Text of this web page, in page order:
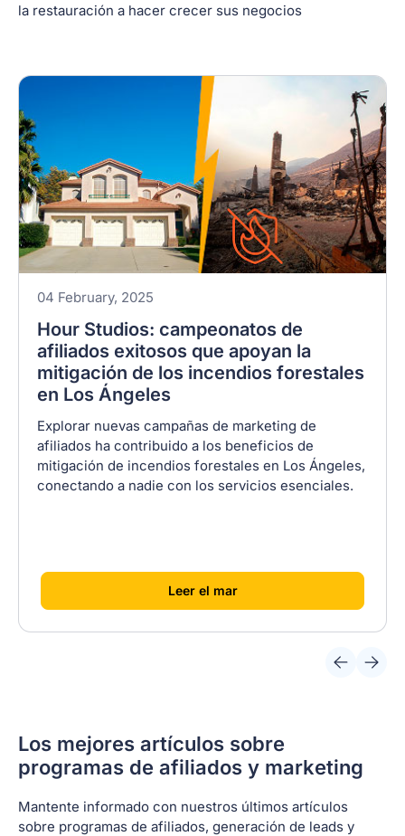
la restauración a hacer crecer sus negocios
04 February, 2025
Hour Studios: campeonatos de
afiliados exitosos que apoyan la
mitigación de los incendios forestales
en Los Ángeles
Explorar nuevas campañas de marketing de
afiliados ha contribuido a los beneficios de
mitigación de incendios forestales en Los Ángeles,
conectando a nadie con los servicios esenciales.
[Leer el mar]
Los mejores artículos sobre
programas de afiliados y marketing
Mantente informado con nuestros últimos artículos
sobre programas de afiliados, generación de leads y